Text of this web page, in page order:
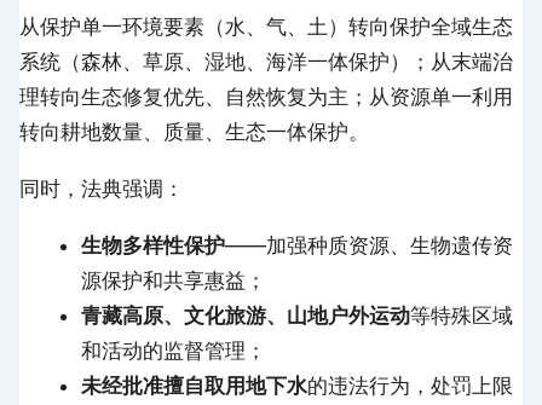
从保护单一环境要素（水、气、土）转向保护全域生态
系统（森林、草原、湿地、海洋一体保护）；从末端治
理转向生态修复优先、自然恢复为主；从资源单一利用
转向耕地数量、质量、生态一体保护。
同时，法典强调：
生物多样性保护——加强种质资源、生物遗传资
源保护和共享惠益；
青藏高原、文化旅游、山地户外运动等特殊区域
和活动的监督管理；
未经批准擅自取用地下水的违法行为，处罚上限